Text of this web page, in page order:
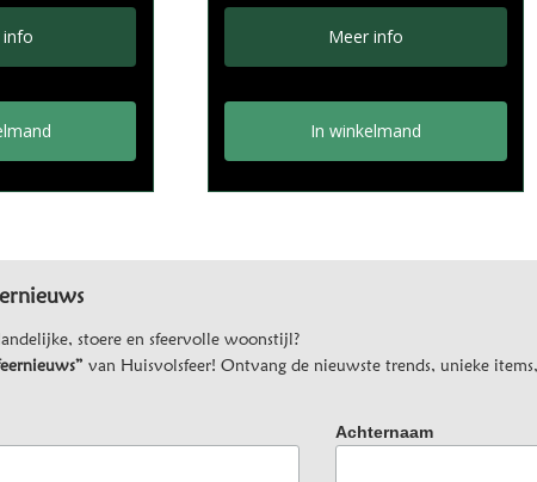
info Meer info
In winkelmand
stoere en sfeervolle woonstijl?
van Huisvolsfeer! Ontvang de nieuwste trends, unieke
Achternaam